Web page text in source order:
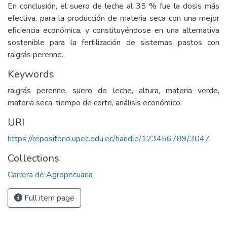
En conclusión, el suero de leche al 35 % fue la dosis más
efectiva, para la producción de materia seca con una mejor
eficiencia económica, y constituyéndose en una alternativa
sostenible para la fertilización de sistemas pastos con
raigrás perenne.
Keywords
raigrás perenne, suero de leche, altura, materia verde,
materia seca, tiempo de corte, análisis económico.
URI
https://repositorio.upec.edu.ec/handle/123456789/3047
Collections
Carrera de Agropecuaria
Full item page